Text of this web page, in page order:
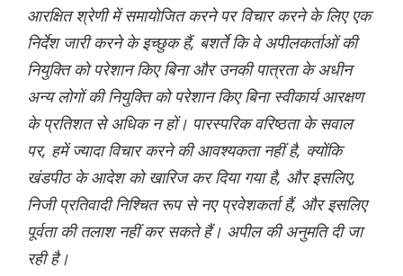
आरक्षित श्रेणी में समायोजित करने पर विचार करने के लिए एक
निर्देश जारी करने के इच्छुक हैं, बशर्ते कि वे अपीलकर्ताओं की
नियुक्ति को परेशान किए बिना और उनकी पात्रता के अधीन
अन्य लोगों की नियुक्ति को परेशान किए बिना स्वीकार्य आरक्षण
के प्रतिशत से अधिक न हों। पारस्परिक वरिष्ठता के सवाल
पर, हमें ज्यादा विचार करने की आवश्यकता नहीं है, क्योंकि
खंडपीठ के आदेश को खारिज कर दिया गया है, और इसलिए,
निजी प्रतिवादी निश्चित रूप से नए प्रवेशकर्ता हैं, और इसलिए
पूर्वता की तलाश नहीं कर सकते हैं। अपील की अनुमति दी जा
रही है।